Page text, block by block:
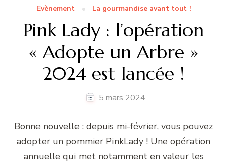
Evènement La gourmandise avant tout !
Pink Lady : l’opération
« Adopte un Arbre »
2024 est lancée !
5 mars 2024
Bonne nouvelle : depuis mi-février, vous pouvez
adopter un pommier PinkLady ! Une opération
annuelle qui met notamment en valeur les